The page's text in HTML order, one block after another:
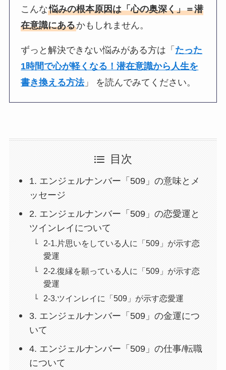
こんな悩みの根本原因は「心の奥深く」＝潜
在意識にあるかもしれません。
ずっと解決できない悩みがある方は「 たった
1時間で心が軽くなる！潜在意識から人生を
書き換える方法」 を読んでみてください。
目次
1. エンジェルナンバー「509」の意味とメ
ッセージ
2. エンジェルナンバー「509」の恋愛運と
ツインレイについて
2-1.片思いをしている人に「509」が示す恋
愛運
2-2.復縁を願っている人に「509」が示す恋
愛運
2-3.ツインレイに「509」が示す恋愛運
3. エンジェルナンバー「509」の金運につ
いて
4. エンジェルナンバー「509」の仕事/転職
について